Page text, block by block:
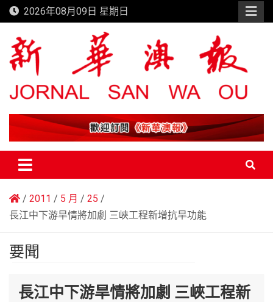
Skip
to
content
2026年08月09日 星期日
新華澳報
2011 5 月
25
長江中下游旱情將加劇 三峽工程新增抗旱功能
要聞
長江中下游旱情將加劇 三峽工程新